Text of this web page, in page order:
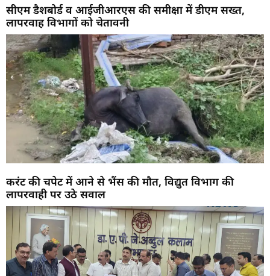
सीएम डैशबोर्ड व आईजीआरएस की समीक्षा में डीएम सख्त,
लापरवाह विभागों को चेतावनी
करंट की चपेट में आने से भैंस की मौत, विद्युत विभाग की
लापरवाही पर उठे सवाल